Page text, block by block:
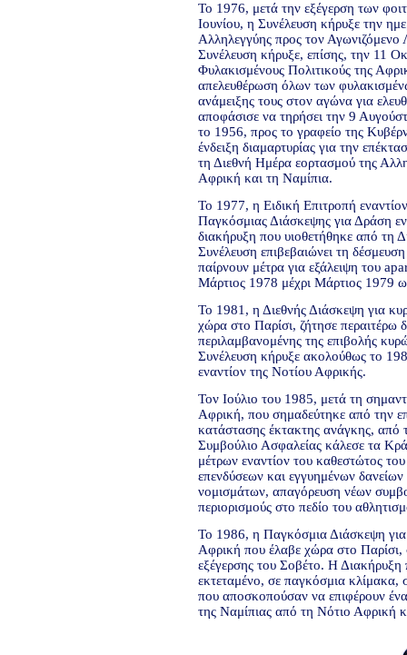
Το 1976, μετά την εξέγερση των
Ιουνίου, η Συνέλευση κήρυξε την
Αλληλεγγύης προς τον
Συνέλευση κήρυξε, επίσης, την 11
Φυλακισμένους Πολιτικούς της
απελευθέρωση όλων των
ανάμειξης τους στον αγώνα για
αποφάσισε να τηρήσει την 9
το 1956, προς το γραφείο της
ένδειξη διαμαρτυρίας για την
τη Διεθνή Ημέρα εορτασμού της
Αφρική και τη Ναμίπια.
Το 1977, η Ειδική Επιτροπή
Παγκόσμιας Διάσκεψης για Δράση
διακήρυξη που υιοθετήθηκε από τη
Συνέλευση επιβεβαιώνει τη
παίρνουν μέτρα για εξάλειψη του
Μάρτιος 1978 μέχρι Μάρτιος 1979
Το 1981, η Διεθνής Διάσκεψη για
χώρα στο Παρίσι, ζήτησε
περιλαμβανομένης της επιβολής
Συνέλευση κήρυξε ακολούθως το
εναντίον της Νοτίου Αφρικής.
Τον Ιούλιο του 1985, μετά τη
Αφρική, που σημαδεύτηκε από την
κατάστασης έκτακτης ανάγκης, από
Συμβούλιο Ασφαλείας κάλεσε τα
μέτρων εναντίον του καθεστώτος
επενδύσεων και εγγυημένων
νομισμάτων, απαγόρευση νέων
περιορισμούς στο πεδίο του
Το 1986, η Παγκόσμια Διάσκεψη για
Αφρική που έλαβε χώρα στο Παρίσι,
εξέγερσης του Σοβέτο. Η Διακήρυξη
εκτεταμένο, σε παγκόσμια
που αποσκοπούσαν να επιφέρουν
της Ναμίπιας από τη Νότιο Αφρική